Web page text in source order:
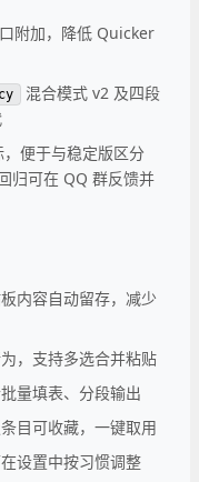
附加，降低 Quicker
混合模式 v2 及四段
，便于与稳定版区分
归可在 QQ 群反馈并
内容自动留存，减少
，支持多选合并粘贴
量填表、分段输出
目可收藏，一键取用
设置中按习惯调整